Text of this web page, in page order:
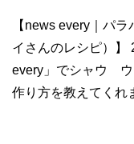
【news every｜パ
イさんのレシピ）】
every」でシャウ ウ
作り方を教えてくれ